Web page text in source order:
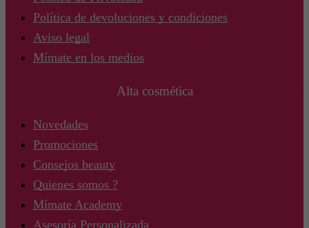
Política de devoluciones y condiciones
Aviso legal
Mímate en los medios
Alta cosmética
Novedades
Promociones
Consejos beauty
Quienes somos ?
Mímate Academy
Asesoría Personalizada